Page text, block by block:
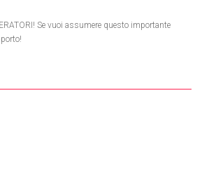
Se vuoi assumere questo importante